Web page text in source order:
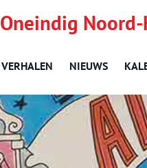
Oneindig
VERHALEN NIEUWS